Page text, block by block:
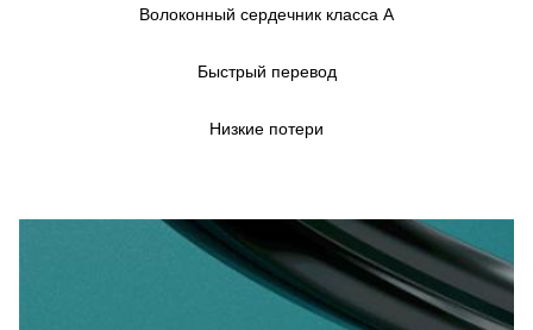
Волоконный сердечник класса А
Быстрый перевод
Низкие потери